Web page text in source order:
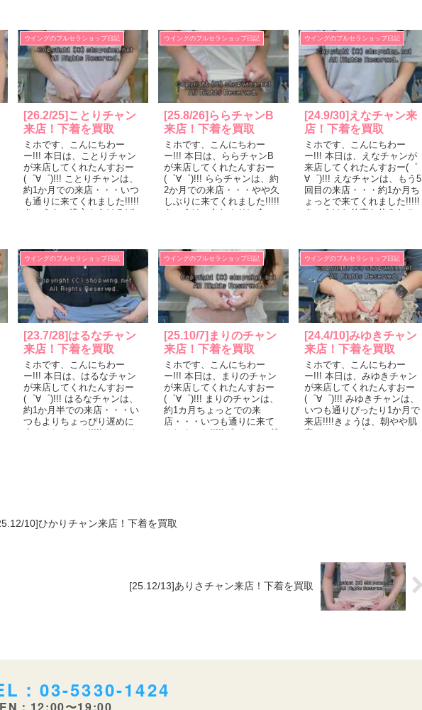
ウイングのブルセラショップ日記
[26.2/25]ことりチャン
来店！下着を買取
ミホです、こんにちわー
ー!!! 本日は、ことりチャン
が来店してくれたんすおー
(゜∀゜)!!! ことりチャンは、
約1か月での来店・・・いつ
も通りに来てくれました!!!!!
きょうも、遠方からはるば
ウイングのブルセラショップ日記
[25.8/26]ららチャンB
来店！下着を買取
ミホです、こんにちわー
ー!!! 本日は、ららチャンB
が来店してくれたんすおー
(゜∀゜)!!! ららチャンは、約
2か月での来店・・・やや久
しぶりに来てくれました!!!!!
きょうは、久しぶりに会っ
ウイングのブルセラショップ日記
[24.9/30]えなチャン来
店！下着を買取
ミホです、こんにちわー
ー!!! 本日は、えなチャンが
来店してくれたんすおー(゜
∀゜)!!! えなチャンは、もう5
回目の来店・・・約1か月ち
ょっとで来てくれました!!!!!
きょうはお仕事お休みなの
ウイングのブルセラショップ日記
[23.7/28]はるなチャン
来店！下着を買取
ミホです、こんにちわー
ー!!! 本日は、はるなチャン
が来店してくれたんすおー
(゜∀゜)!!! はるなチャンは、
約1か月半での来店・・・い
つもよりちょっぴり遅めに
来てくれました!!!!!なんでも
ウイングのブルセラショップ日記
[25.10/7]まりのチャン
来店！下着を買取
ミホです、こんにちわー
ー!!! 本日は、まりのチャン
が来店してくれたんすおー
(゜∀゜)!!! まりのチャンは、
約1カ月ちょっとでの来
店・・・いつも通りに来て
くれました!!!!!ダイエット後
ウイングのブルセラショップ日記
[24.4/10]みゆきチャン
来店！下着を買取
ミホです、こんにちわー
ー!!! 本日は、みゆきチャン
が来店してくれたんすおー
(゜∀゜)!!! みゆきチャンは、
いつも通りぴったり1か月で
来店!!!!きょうは、朝やや肌
寒かったので中にヒートテ
10]ひかりチャン来店！下着を買取
[25.12/13]ありさチャン来店！下着を買取
：03-5330-1424
：12:00〜19:00